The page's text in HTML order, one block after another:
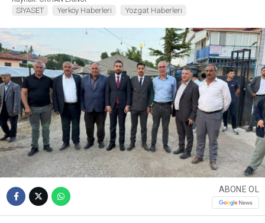
SİYASET Yerköy Haberleri Yozgat Haberleri
ABONE OL